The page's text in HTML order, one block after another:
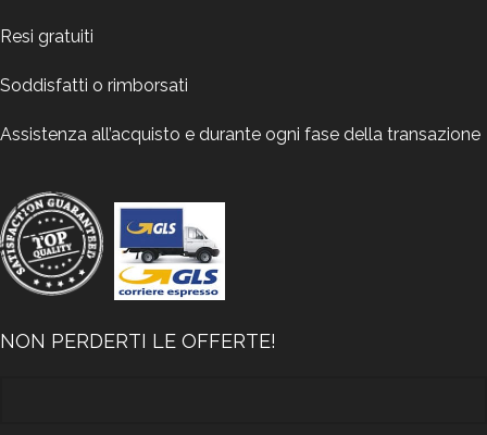
Resi gratuiti
Soddisfatti o rimborsati
Assistenza all’acquisto e durante ogni fase della transazione
NON PERDERTI LE OFFERTE!